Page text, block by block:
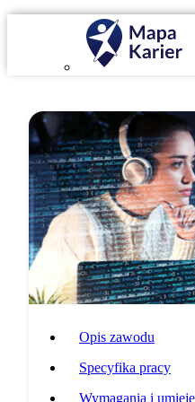
Opis zawodu
Specyfika pracy
Wymagania i